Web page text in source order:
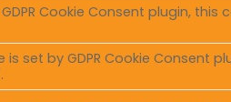
Cookie Consent plugin,
is set by GDPR Cookie Consent